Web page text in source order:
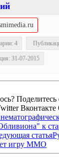
4
31-07-2015
Поделитесь
Вконтакте
к
статья
игру MMO